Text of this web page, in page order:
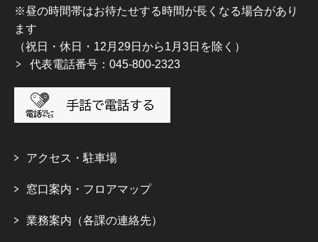
※昼の時間帯はお待たせする時間が長くなる場合があり
ます
（祝日・休日・12月29日から1月3日を除く）
代表電話番号：045-800-2323
アクセス・駐車場
窓口案内・フロアマップ
業務案内（各課の連絡先）